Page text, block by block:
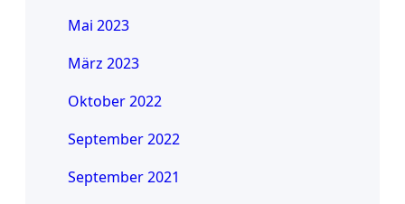
Mai 2023
März 2023
Oktober 2022
September 2022
September 2021